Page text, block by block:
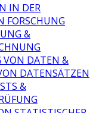
IN DER
FORSCHUNG
&
VON DATEN &
DATENSÄTZEN
&